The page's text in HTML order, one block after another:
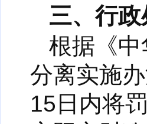
三、行
根据《
分离实施
15日内将